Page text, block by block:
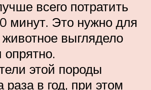
всего потратить
минут. Это нужно для
выглядело
этой породы
в год, при этом